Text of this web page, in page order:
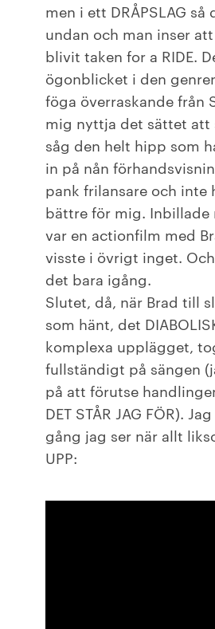
men i ett DRÅPSLAG så
undan och man inser
blivit taken for a RIDE.
ögonblicket i den
föga överraskande från
mig nyttja det sättet att
såg den helt hipp som
in på nån
pank frilansare och inte
bättre för mig.
var en actionfilm med
visste i övrigt inget.
det bara igång.
Slutet, då, när Brad till
som hänt, det
komplexa upplägget,
fullständigt på sängen
på att förutse
DET STÅR JAG FÖR).
gång jag ser när allt
UPP: